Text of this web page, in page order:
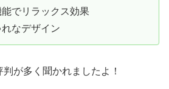
能でリラックス効果
れなデザイン
が多く聞かれましたよ！